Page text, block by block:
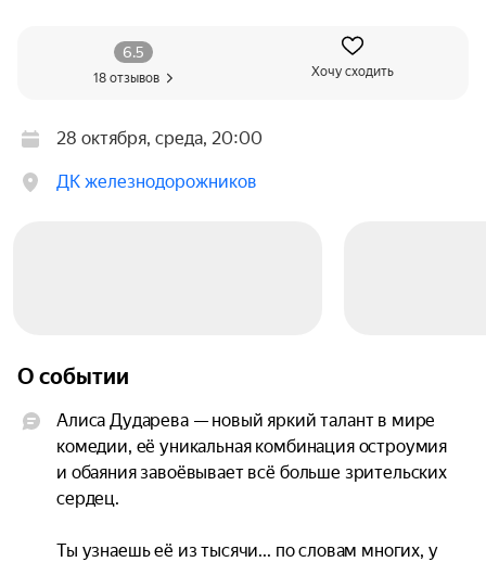
6.5
18 отзывов Хочу сходить
28 октября, среда, 20:00
ДК железнодорожников
О событии
Алиса Дударева — новый яркий талант в мире
комедии, её уникальная комбинация остроумия
и обаяния завоёвывает всё больше зрительских
сердец.
Ты узнаешь её из тысячи... по словам многих, у